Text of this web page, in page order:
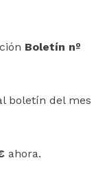
Boletín nº
boletín del mes
ahora.